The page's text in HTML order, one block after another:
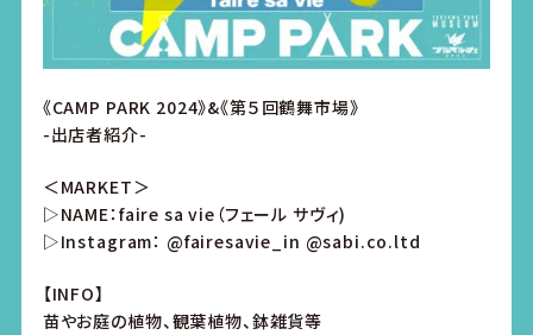
《CAMP PARK 2024》&《第５回鶴舞市場》
-出店者紹介-
＜MARKET＞
▷NAME：faire sa vie（フェール サヴィ)
▷Instagram： @fairesavie_in @sabi.co.ltd
【INFO】
苗やお庭の植物、観葉植物、鉢雑貨等